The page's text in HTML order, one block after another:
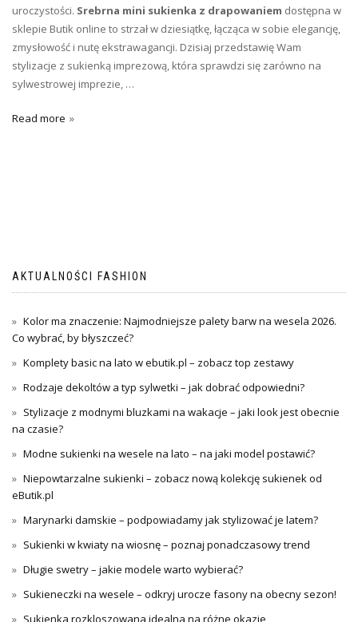
uroczystości. Srebrna mini sukienka z drapowaniem dostępna w
sklepie Butik online to strzał w dziesiątkę, łącząca w sobie elegancję,
zmysłowość i nutę ekstrawagancji. Dzisiaj przedstawię Wam
stylizacje z sukienką imprezową, która sprawdzi się zarówno na
sylwestrowej imprezie, …
Read more
AKTUALNOŚCI FASHION
Kolor ma znaczenie: Najmodniejsze palety barw na wesela 2026.
Co wybrać, by błyszczeć?
Komplety basic na lato w ebutik.pl – zobacz top zestawy
Rodzaje dekoltów a typ sylwetki – jak dobrać odpowiedni?
Stylizacje z modnymi bluzkami na wakacje – jaki look jest obecnie
na czasie?
Modne sukienki na wesele na lato – na jaki model postawić?
Niepowtarzalne sukienki – zobacz nową kolekcję sukienek od
eButik.pl
Marynarki damskie – podpowiadamy jak stylizować je latem?
Sukienki w kwiaty na wiosnę – poznaj ponadczasowy trend
Długie swetry – jakie modele warto wybierać?
Sukieneczki na wesele – odkryj urocze fasony na obecny sezon!
Sukienka rozkloszowana idealna na różne okazje